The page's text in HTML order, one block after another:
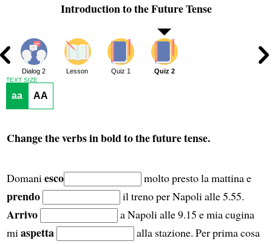
Introduction to the Future Tense
Dialog 2 Lesson Quiz 1 Quiz 2
TEXT SIZE
aa AA
Change the verbs inboldto the future tense.
Domani esco molto presto la mattina e
prendo il treno per Napoli alle 5.55.
Arrivo
a Napoli alle 9.15 e mia cugina
mi aspetta alla stazione. Per prima cosa